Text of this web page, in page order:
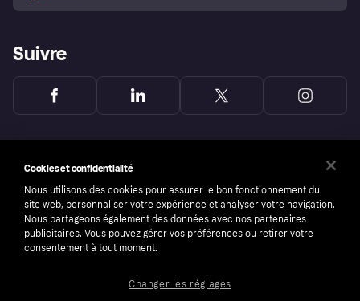
Suivre
Cookies et confidentialité
Nous utilisons des cookies pour assurer le bon fonctionnement du
site web, personnaliser votre expérience et analyser votre navigation.
Nous partageons également des données avec nos partenaires
publicitaires. Vous pouvez gérer vos préférences ou retirer votre
consentement à tout moment.
Changer les réglages